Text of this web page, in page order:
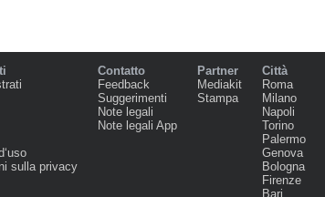
sulla privacy
Contatto
Feedback
Suggerimenti
Note legali
Note legali App
Partner
Mediakit
Stampa
Città
Roma
Milano
Napoli
Torino
Palermo
Genova
Bologna
Firenze
Bari